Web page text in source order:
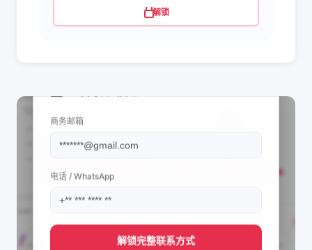
解锁
商务邮箱
电话 / WhatsApp
解锁完整联系方式